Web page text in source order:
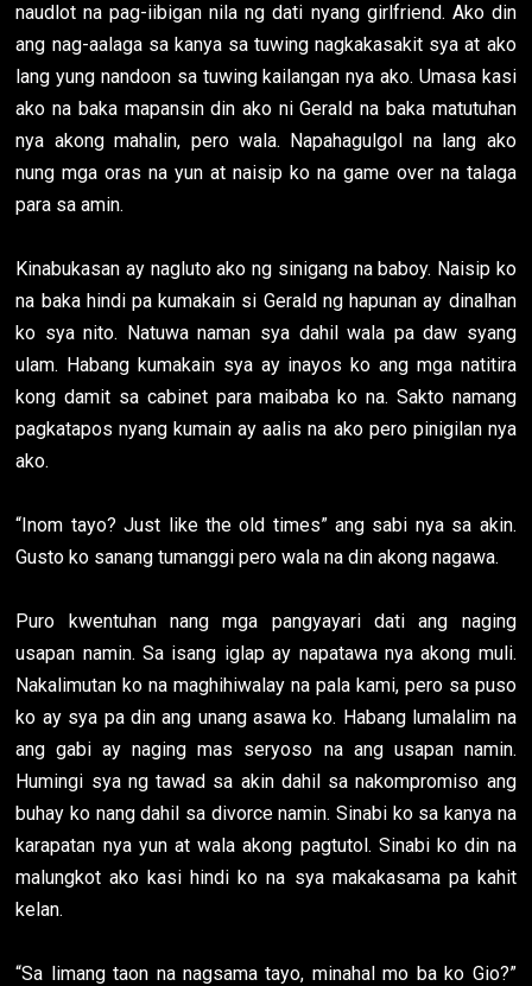
naudlot na pag-iibigan nila ng dati nyang girlfriend. Ako din
ang nag-aalaga sa kanya sa tuwing nagkakasakit sya at ako
lang yung nandoon sa tuwing kailangan nya ako. Umasa kasi
ako na baka mapansin din ako ni Gerald na baka matutuhan
nya akong mahalin, pero wala. Napahagulgol na lang ako
nung mga oras na yun at naisip ko na game over na talaga
para sa amin.
Kinabukasan ay nagluto ako ng sinigang na baboy. Naisip ko
na baka hindi pa kumakain si Gerald ng hapunan ay dinalhan
ko sya nito. Natuwa naman sya dahil wala pa daw syang
ulam. Habang kumakain sya ay inayos ko ang mga natitira
kong damit sa cabinet para maibaba ko na. Sakto namang
pagkatapos nyang kumain ay aalis na ako pero pinigilan nya
ako.
“Inom tayo? Just like the old times” ang sabi nya sa akin.
Gusto ko sanang tumanggi pero wala na din akong nagawa.
Puro kwentuhan nang mga pangyayari dati ang naging
usapan namin. Sa isang iglap ay napatawa nya akong muli.
Nakalimutan ko na maghihiwalay na pala kami, pero sa puso
ko ay sya pa din ang unang asawa ko. Habang lumalalim na
ang gabi ay naging mas seryoso na ang usapan namin.
Humingi sya ng tawad sa akin dahil sa nakompromiso ang
buhay ko nang dahil sa divorce namin. Sinabi ko sa kanya na
karapatan nya yun at wala akong pagtutol. Sinabi ko din na
malungkot ako kasi hindi ko na sya makakasama pa kahit
kelan.
“Sa limang taon na nagsama tayo, minahal mo ba ko Gio?”